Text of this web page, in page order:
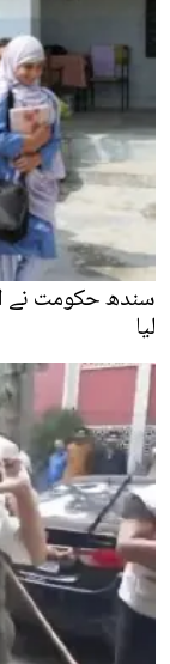
سندھ حکومت نے
لیا